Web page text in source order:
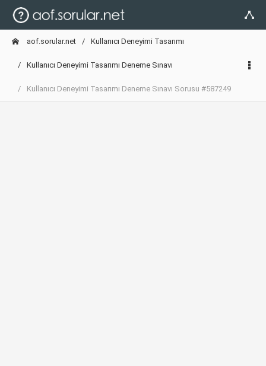
aof.sorular.net Kullanıcı Deneyimi Tasarımı
Kullanıcı Deneyimi Tasarımı Deneme Sınavı
Kullanıcı Deneyimi Tasarımı Deneme Sınavı Sorusu #587249